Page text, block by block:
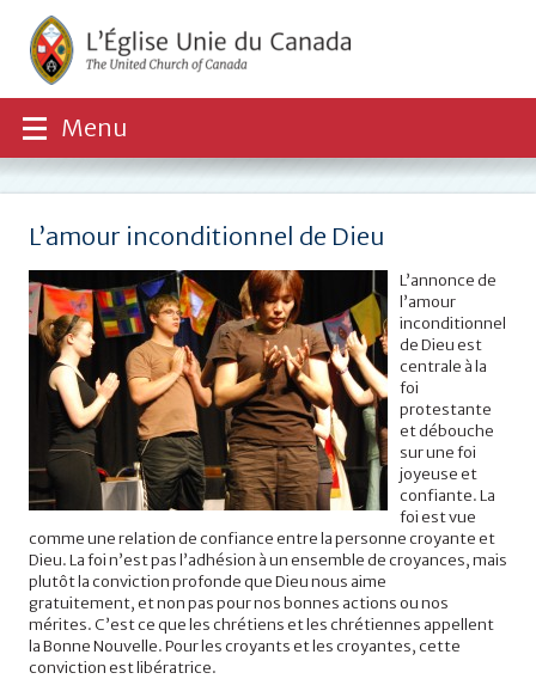
Menu
L’amour inconditionnel de Dieu
L’annonce de
l’amour
inconditionnel
de Dieu est
centrale à la
foi
protestante
et débouche
sur une foi
joyeuse et
confiante. La
foi est vue
comme une relation de confiance entre la personne croyante et
Dieu. La foi n’est pas l’adhésion à un ensemble de croyances, mais
plutôt la conviction profonde que Dieu nous aime
gratuitement, et non pas pour nos bonnes actions ou nos
mérites. C’est ce que les chrétiens et les chrétiennes appellent
la Bonne Nouvelle. Pour les croyants et les croyantes, cette
conviction est libératrice.